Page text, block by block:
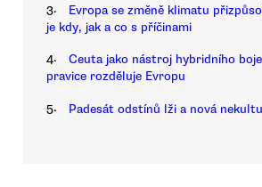
3.
Evropa se změně klimatu
je kdy, jak a co s příčinami
4.
Ceuta jako nástroj hybridního
pravice rozděluje Evropu
5. Padesát odstínů lži a nová